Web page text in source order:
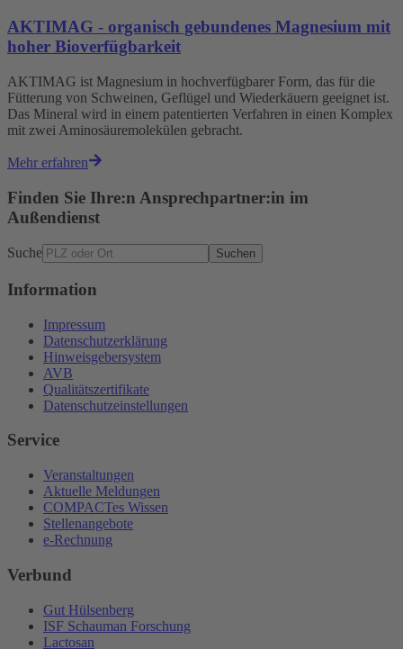
AKTIMAG - organisch gebundenes Magnesium mit
hoher Bioverfügbarkeit
AKTIMAG ist Magnesium in hochverfügbarer Form, das für die
Fütterung von Schweinen, Geflügel und Wiederkäuern geeignet ist.
Das Mineral wird in einem patentierten Verfahren in einen Komplex
mit zwei Aminosäuremolekülen gebracht.
Mehr erfahren
Finden Sie Ihre:n Ansprechpartner:in im
Außendienst
Suche Suchen
Information
Impressum
Datenschutzerklärung
Hinweisgebersystem
AVB
Qualitätszertifikate
Datenschutzeinstellungen
Service
Veranstaltungen
Aktuelle Meldungen
COMPACTes Wissen
Stellenangebote
e-Rechnung
Verbund
Gut Hülsenberg
ISF Schauman Forschung
Lactosan